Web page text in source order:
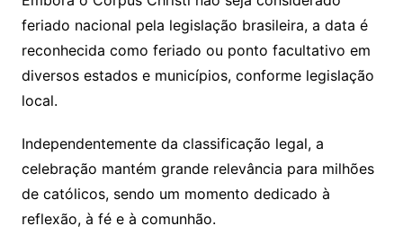
feriado nacional pela legislação brasileira, a data é
reconhecida como feriado ou ponto facultativo em
diversos estados e municípios, conforme legislação
local.
Independentemente da classificação legal, a
celebração mantém grande relevância para milhões
de católicos, sendo um momento dedicado à
reflexão, à fé e à comunhão.